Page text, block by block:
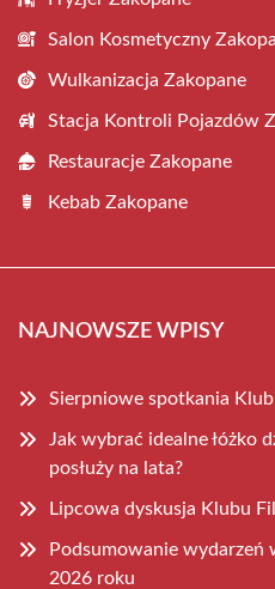
Salon Kosmetyczny
Wulkanizacja Zakopane
Stacja Kontroli Pojazdów
Restauracje Zakopane
Kebab Zakopane
NAJNOWSZE WPISY
Sierpniowe spotkania
Jak wybrać idealne łóżko
posłuży na lata?
Lipcowa dyskusja Klubu
Podsumowanie wydarzeń
2026 roku